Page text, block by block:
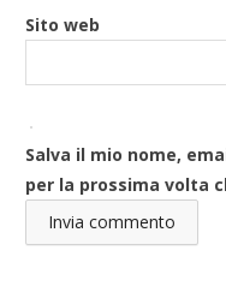
Sito web
Salva il mio nome,
per la prossima volta